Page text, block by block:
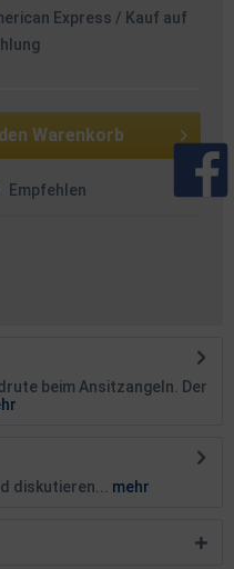
Express / Kauf auf
Warenkorb
Empfehlen
beim Ansitzangeln. Der
diskutieren...
mehr